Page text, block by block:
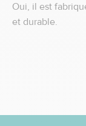
Oui, il est
et durable.